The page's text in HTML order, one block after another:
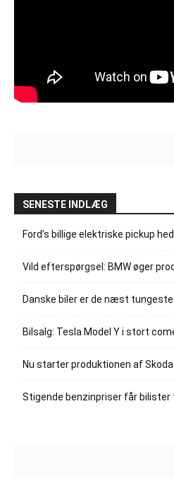
SENESTE INDLÆG
Ford’s billige elektriske pickup
Vild efterspørgsel: BMW øger
Danske biler er de næst tungeste
Bilsalg: Tesla Model Y i stort
Nu starter produktionen af Skoda
Stigende benzinpriser får bilister